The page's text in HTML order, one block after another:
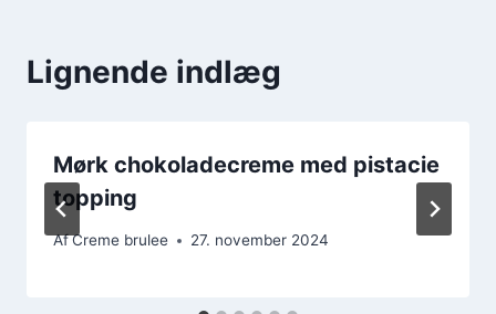
Lignende indlæg
Mørk chokoladecreme med pistacie
topping
AfCreme brulee 27. november 2024